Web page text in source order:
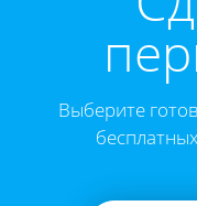
Выберите